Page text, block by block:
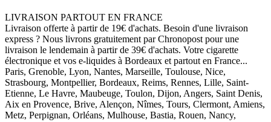
LIVRAISON PARTOUT EN FRANCE
Livraison offerte à partir de 19€ d'achats. Besoin d'une livraison
express ? Nous livrons gratuitement par Chronopost pour une
livraison le lendemain à partir de 39€ d'achats. Votre cigarette
électronique et vos e-liquides à Bordeaux et partout en France...
Paris, Grenoble, Lyon, Nantes, Marseille, Toulouse, Nice,
Strasbourg, Montpellier, Bordeaux, Reims, Rennes, Lille, Saint-
Etienne, Le Havre, Maubeuge, Toulon, Dijon, Angers, Saint Denis,
Aix en Provence, Brive, Alençon, Nîmes, Tours, Clermont, Amiens,
Metz, Perpignan, Orléans, Mulhouse, Bastia, Rouen, Nancy,